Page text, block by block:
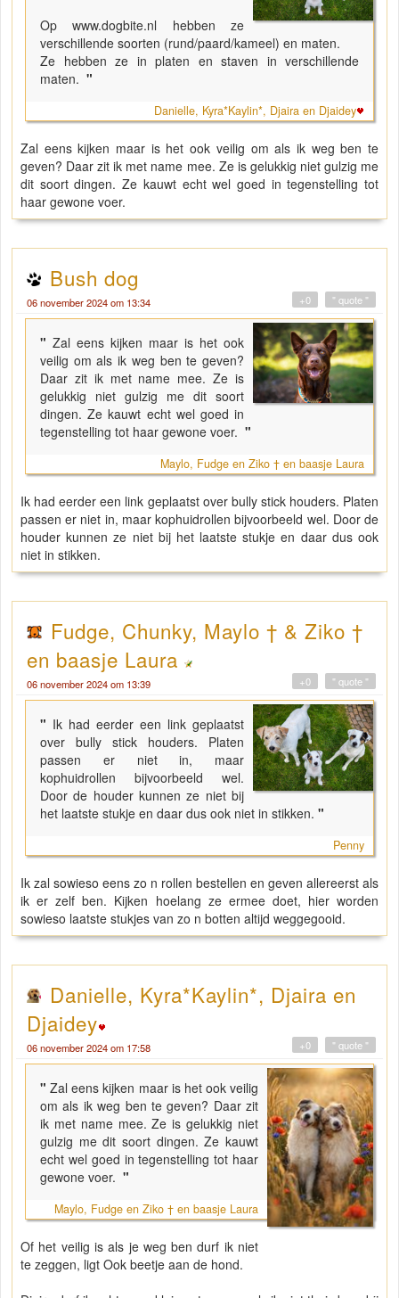
Op www.dogbite.nl hebben ze
verschillende soorten (rund/paard/kameel) en maten.
Ze hebben ze in platen en staven in verschillende
maten. "
Danielle, Kyra*Kaylin*, Djaira en Djaidey
Zal eens kijken maar is het ook veilig om als ik weg ben te
geven? Daar zit ik met name mee. Ze is gelukkig niet gulzig me
dit soort dingen. Ze kauwt echt wel goed in tegenstelling tot
haar gewone voer.
Bush dog
06 november 2024 om 13:34 " quote "
+0
"Zal eens kijken maar is het ook
veilig om als ik weg ben te geven?
Daar zit ik met name mee. Ze is
gelukkig niet gulzig me dit soort
dingen. Ze kauwt echt wel goed in
tegenstelling tot haar gewone voer. "
Maylo, Fudge en Ziko † en baasje Laura
Ik had eerder een link geplaatst over bully stick houders. Platen
passen er niet in, maar kophuidrollen bijvoorbeeld wel. Door de
houder kunnen ze niet bij het laatste stukje en daar dus ook
niet in stikken.
Fudge, Chunky, Maylo † & Ziko †
en baasje Laura
06 november 2024 om 13:39 " quote "
+0
" Ik had eerder een link geplaatst
over bully stick houders. Platen
passen er niet in, maar
kophuidrollen bijvoorbeeld wel.
Door de houder kunnen ze niet bij
het laatste stukje en daar dus ook niet in stikken. "
Penny
Ik zal sowieso eens zo n rollen bestellen en geven allereerst als
ik er zelf ben. Kijken hoelang ze ermee doet, hier worden
sowieso laatste stukjes van zo n botten altijd weggegooid.
Danielle, Kyra*Kaylin*, Djaira en
Djaidey
06 november 2024 om 17:58 " quote "
+0
"Zal eens kijken maar is het ook veilig
om als ik weg ben te geven? Daar zit
ik met name mee. Ze is gelukkig niet
gulzig me dit soort dingen. Ze kauwt
echt wel goed in tegenstelling tot haar
gewone voer. "
Maylo, Fudge en Ziko † en baasje Laura
Of het veilig is als je weg ben durf ik niet
te zeggen, ligt Ook beetje aan de hond.